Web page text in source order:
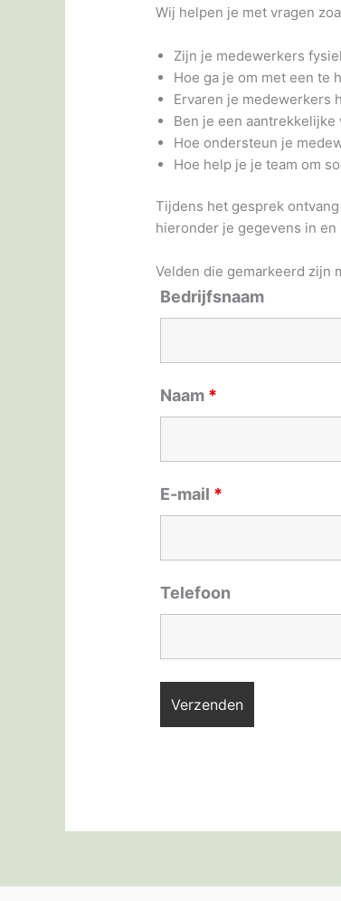
Wij helpen je met vragen
Zijn je medewerkers
Hoe ga je om met een te
Ervaren je medewerkers
Ben je een
Hoe ondersteun je
Hoe help je je team om
Tijdens het gesprek
hieronder je gegevens in
Velden die gemarkeerd zijn
Bedrijfsnaam
Naam *
E-mail *
Telefoon